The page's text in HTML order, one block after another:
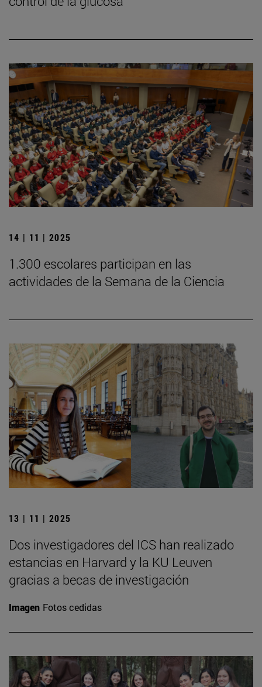
14 | 11 | 2025
1.300 escolares participan en las
actividades de la Semana de la Ciencia
13 | 11 | 2025
Dos investigadores del ICS han realizado
estancias en Harvard y la KU Leuven
gracias a becas de investigación
Imagen Fotos cedidas